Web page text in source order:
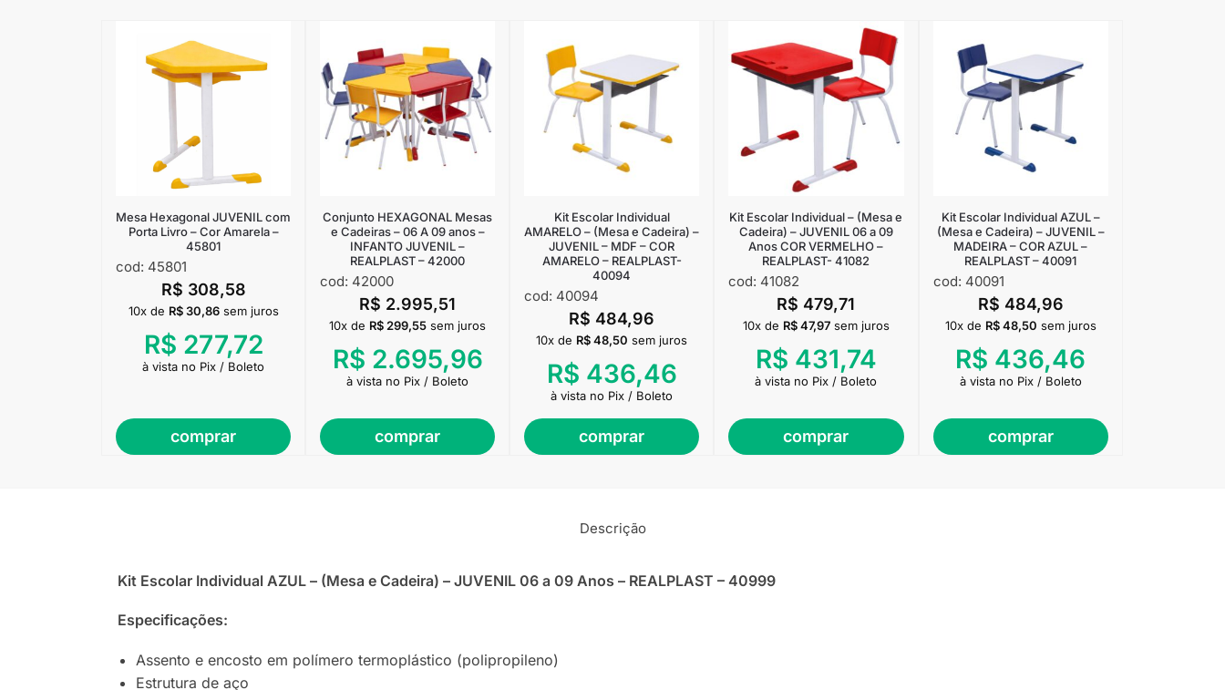
Mesa Hexagonal JUVENIL com
Porta Livro – Cor Amarela –
45801
cod: 45801
R$ 308,58
comprar
10x de R$30,86 sem juros
R$ 277,72
à vista no Pix / Boleto
Conjunto HEXAGONAL Mesas
e Cadeiras – 06 A 09 anos –
INFANTO JUVENIL –
REALPLAST – 42000
cod: 42000
R$ 2.995,51
comprar
10x de R$ 299,55 sem juros
R$ 2.695,96
à vista no Pix / Boleto
Kit Escolar Individual
AMARELO – (Mesa e Cadeira) –
JUVENIL – MDF – COR
AMARELO – REALPLAST-
40094
cod: 40094
R$ 484,96
comprar
10x de R$48,50 sem juros
R$ 436,46
à vista no Pix / Boleto
Kit Escolar Individual – (Mesa e
Cadeira) – JUVENIL 06 a 09
Anos COR VERMELHO –
REALPLAST- 41082
cod: 41082
R$ 479,71
comprar
10x de R$47,97 sem juros
R$ 431,74
à vista no Pix / Boleto
Kit Escolar Individual AZUL –
(Mesa e Cadeira) – JUVENIL –
MADEIRA – COR AZUL –
REALPLAST – 40091
cod: 40091
R$ 484,96
comprar
10x de R$48,50 sem juros
R$ 436,46
à vista no Pix / Boleto
Descrição
Kit Escolar Individual AZUL – (Mesa e Cadeira) – JUVENIL 06 a 09 Anos – REALPLAST – 40999
Especificações:
Assento e encosto em polímero termoplástico (polipropileno)
Estrutura de aço